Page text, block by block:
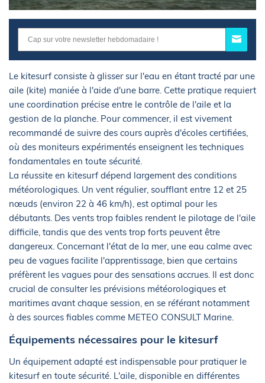
Le kitesurf consiste à glisser sur l'eau en étant tracté par une
aile (kite) maniée à l'aide d'une barre. Cette pratique requiert
une coordination précise entre le contrôle de l'aile et la
gestion de la planche. Pour commencer, il est vivement
recommandé de suivre des cours auprès d'écoles certifiées,
où des moniteurs expérimentés enseignent les techniques
fondamentales en toute sécurité.
La réussite en kitesurf dépend largement des conditions
météorologiques. Un vent régulier, soufflant entre 12 et 25
nœuds (environ 22 à 46 km/h), est optimal pour les
débutants. Des vents trop faibles rendent le pilotage de l'aile
difficile, tandis que des vents trop forts peuvent être
dangereux. Concernant l'état de la mer, une eau calme avec
peu de vagues facilite l'apprentissage, bien que certains
préfèrent les vagues pour des sensations accrues. Il est donc
crucial de consulter les prévisions météorologiques et
maritimes avant chaque session, en se référant notamment
à des sources fiables comme METEO CONSULT Marine.
Équipements nécessaires pour le kitesurf
Un équipement adapté est indispensable pour pratiquer le
kitesurf en toute sécurité. L'aile, disponible en différentes